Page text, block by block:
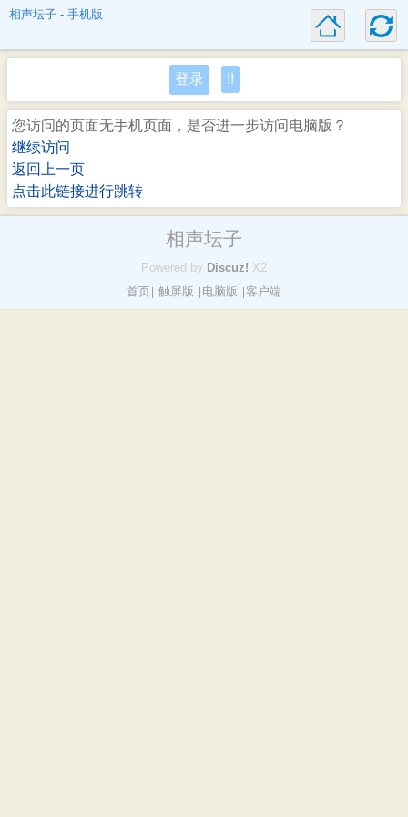
相声坛子 - 手机版
登录 !!
您访问的页面无手机页面，是否进一步访问电脑版？
继续访问
返回上一页
点击此链接进行跳转
相声坛子
Powered by Discuz! X2
首页 触屏版 电脑版 客户端